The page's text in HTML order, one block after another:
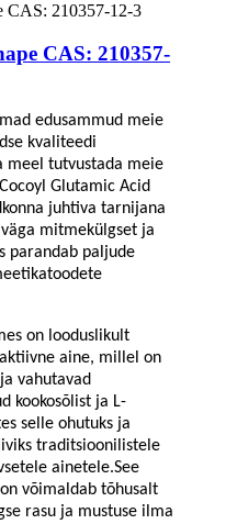
CAS: 210357-
edusammud meie
kvaliteedi
meel tutvustada meie
Glutamic Acid
juhtiva tarnijana
mitmekülgset ja
parandab paljude
on looduslikult
aine, millel on
vahutavad
kookosõlist ja L-
selle ohutuks ja
traditsioonilistele
ainetele.See
võimaldab tõhusalt
rasu ja mustuse ilma